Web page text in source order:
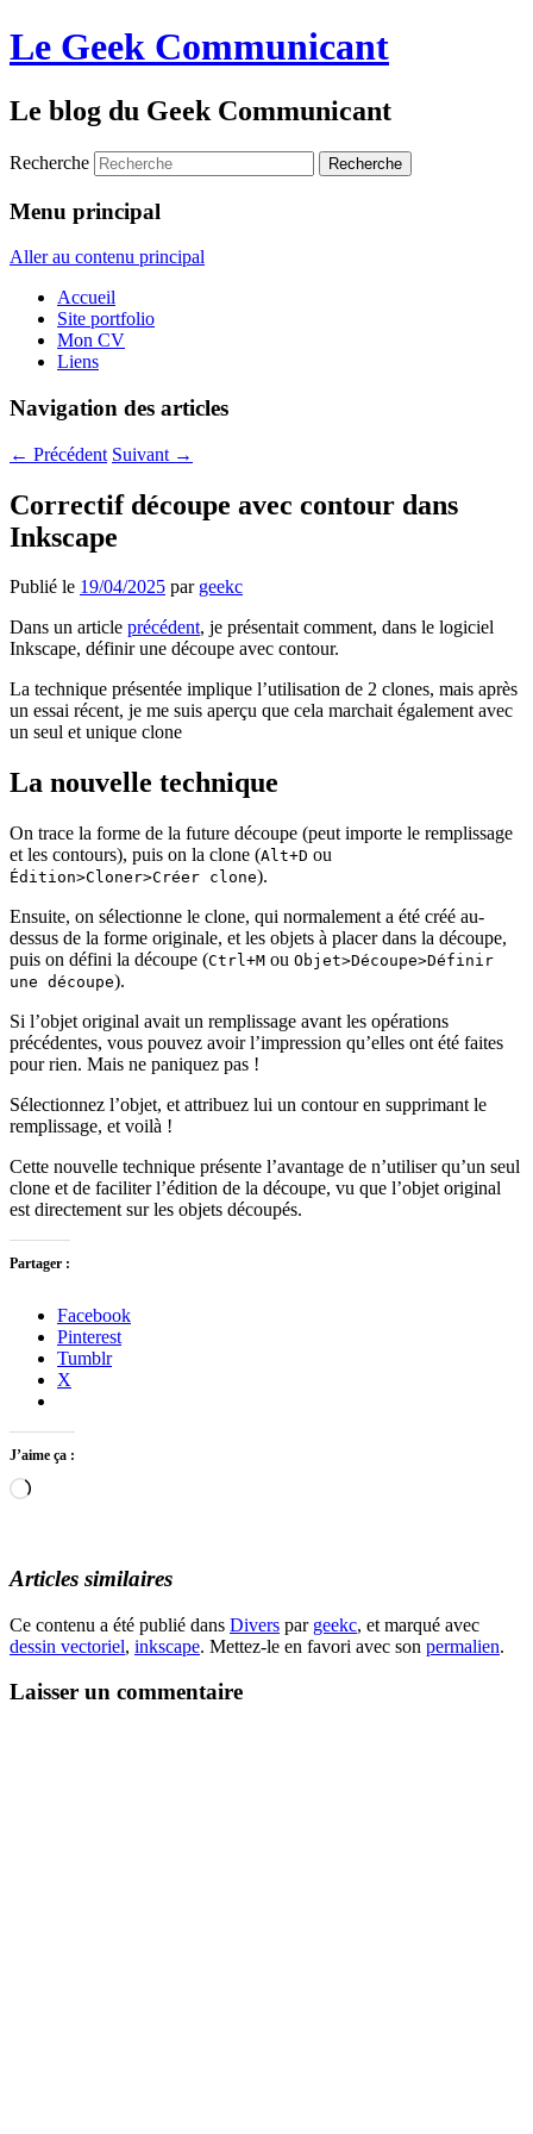
Le Geek Communicant
Le blog du Geek Communicant
Recherche
Menu principal
Aller au contenu principal
Accueil
Site portfolio
Mon CV
Liens
Navigation des articles
← Précédent Suivant →
Correctif découpe avec contour dans
Inkscape
Publié le 19/04/2025 par geekc
Dans un article précédent, je présentait comment, dans le logiciel
Inkscape, définir une découpe avec contour.
La technique présentée implique l’utilisation de 2 clones, mais après
un essai récent, je me suis aperçu que cela marchait également avec
un seul et unique clone
La nouvelle technique
On trace la forme de la future découpe (peut importe le remplissage
et les contours), puis on la clone (Alt+D ou
Édition>Cloner>Créer clone).
Ensuite, on sélectionne le clone, qui normalement a été créé au-
dessus de la forme originale, et les objets à placer dans la découpe,
puis on défini la découpe (Ctrl+M ou Objet>Découpe>Définir
une découpe).
Si l’objet original avait un remplissage avant les opérations
précédentes, vous pouvez avoir l’impression qu’elles ont été faites
pour rien. Mais ne paniquez pas !
Sélectionnez l’objet, et attribuez lui un contour en supprimant le
remplissage, et voilà !
Cette nouvelle technique présente l’avantage de n’utiliser qu’un seul
clone et de faciliter l’édition de la découpe, vu que l’objet original
est directement sur les objets découpés.
Partager :
Facebook
Pinterest
Tumblr
X
J’aime ça :
Chargement…
Articles similaires
Ce contenu a été publié dans Divers par geekc, et marqué avec
dessin vectoriel, inkscape. Mettez-le en favori avec son permalien.
Laisser un commentaire